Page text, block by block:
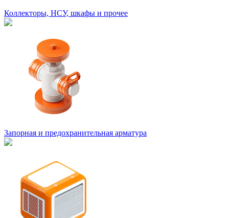
Коллекторы, НСУ, шкафы и прочее
Запорная и предохранительная арматура